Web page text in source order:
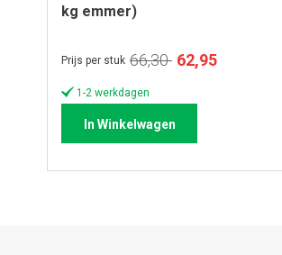
kg emmer)
Prijs per stuk 66,30 Speciale
62,95
1-2 werkdagen
In Winkelwagen